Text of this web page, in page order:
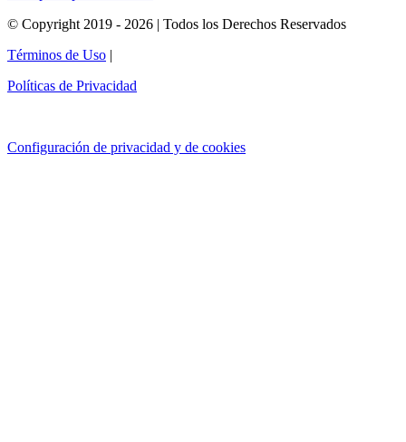
© Copyright 2019 - 2026 | Todos los Derechos Reservados
Términos de Uso |
Políticas de Privacidad
Configuración de privacidad y de cookies